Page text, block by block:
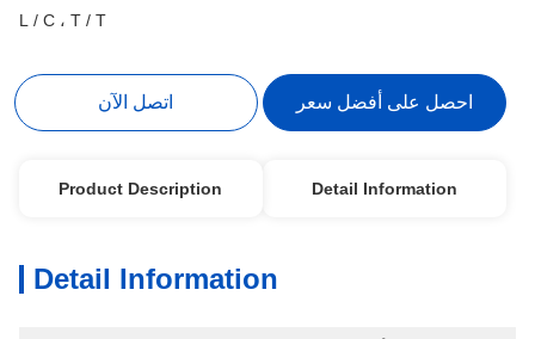
L / C ، T / T
احصل على أفضل سعر اتصل الآن
Detail Information
Product Description
Detail Information